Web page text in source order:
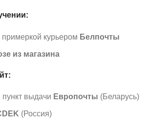
примеркой курьером Белпочты
из магазина
пункт выдачи Европочты (Беларусь)
(Россия)